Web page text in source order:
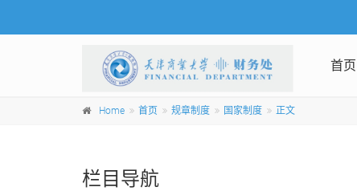
首页
Home 首页 规章制度 国家制度 正文
栏目导航